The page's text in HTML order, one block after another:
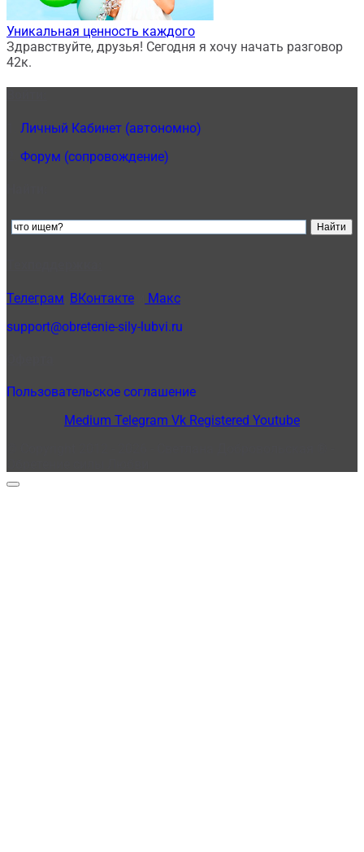
Уникальная ценность каждого
Здравствуйте, друзья! Сегодня я хочу начать разговор
42к.
Личный Кабинет (автономно)
Форум (сопровождение)
Телеграм ВКонтакте
Макс
support@obretenie-sily-lubvi.ru
Пользовательское соглашение
Medium Telegram Vk Registered Youtube